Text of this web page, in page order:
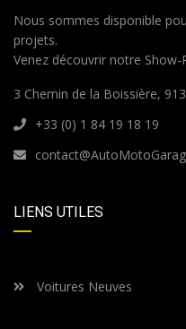
Nous sommes disponible
projets.
Venez découvrir notre Show-
3 Chemin de la Boissière,
+33 (0) 1 84 19 18 19
LIENS UTILES
Voitures Neuves